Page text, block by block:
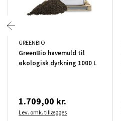
GREENBIO
GreenBio havemuld til
økologisk dyrkning 1000 L
1.709,00 kr.
Lev. omk. tillægges